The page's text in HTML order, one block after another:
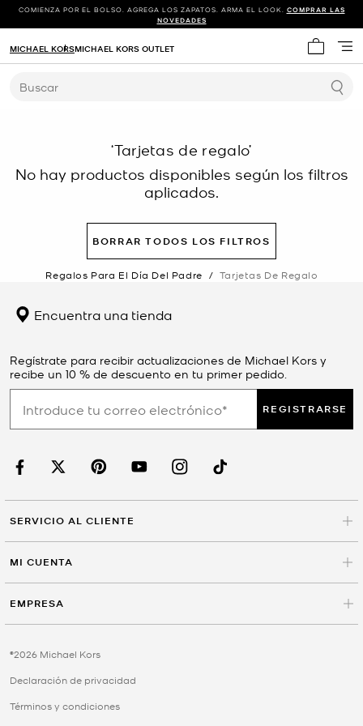
COMIENZA POR EL BOLSO. AGREGA LOS ZAPATOS. ARMA EL LOOK. COMPRAR LAS
NOVEDADES
Mi
MICHAEL KORSMICHAEL KORS OUTLET
Buscar
‘Tarjetas de regalo’
No hay productos disponibles según los filtros
aplicados.
BORRAR TODOS LOS FILTROS
Regalos Para El Día Del Padre / Tarjetas De Regalo
Encuentra una tienda
Regístrate para recibir actualizaciones de Michael Kors y
recibe un 10 % de descuento en tu primer pedido.
REGISTRARSE
SERVICIO AL CLIENTE
MI CUENTA
EMPRESA
©2026 Michael Kors
Declaración de privacidad
Términos y condiciones